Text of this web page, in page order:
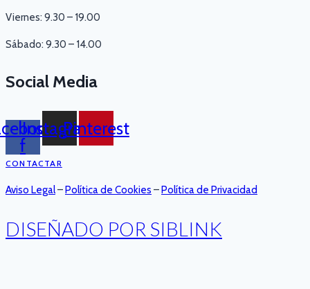
Viernes: 9.30 – 19.00
Sábado: 9.30 – 14.00
Social Media
f
InstagramPinterest
CONTACTAR
Aviso Legal–Política de Cookies –Política de Privacidad
DISEÑADO POR SIBLINK